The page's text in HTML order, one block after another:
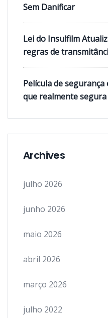
Sem Danificar
Lei do Insulfilm
regras de
Película de
que realmente
Archives
julho 2026
junho 2026
maio 2026
abril 2026
março 2026
julho 2022